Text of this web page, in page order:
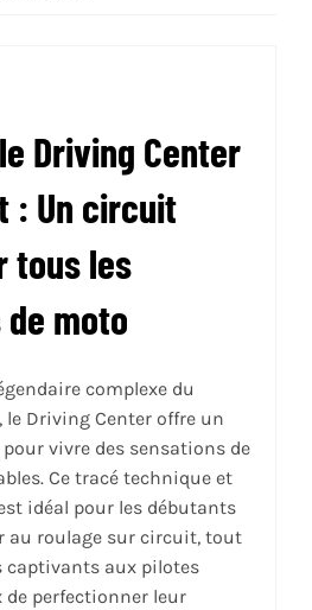
Driving Center
: Un circuit
tous les
moto
complexe du
Driving Center offre un
vivre des sensations de
Ce tracé technique et
idéal pour les débutants
au roulage sur circuit, tout
captivants aux pilotes
perfectionner leur